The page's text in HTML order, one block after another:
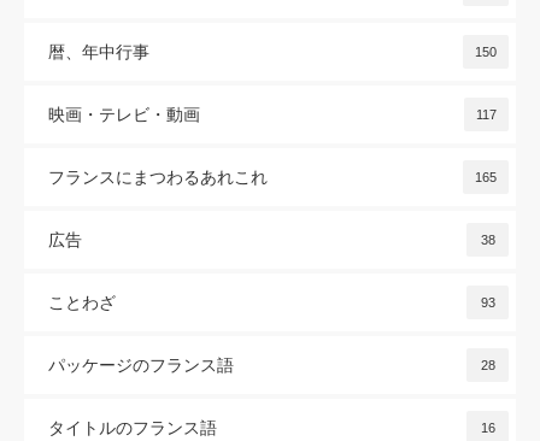
暦、年中行事 150
映画・テレビ・動画 117
フランスにまつわるあれこれ 165
広告 38
ことわざ 93
パッケージのフランス語 28
タイトルのフランス語 16